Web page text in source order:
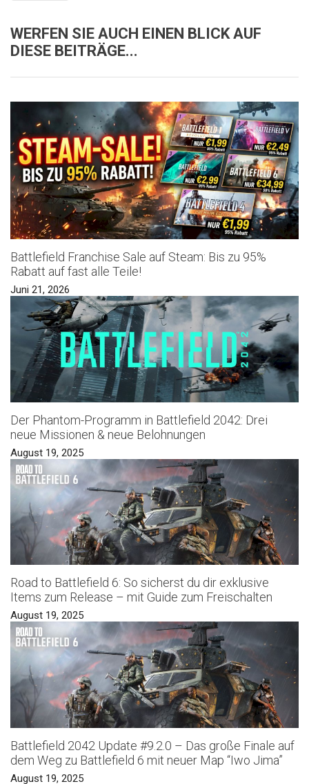
WERFEN SIE AUCH EINEN BLICK AUF
DIESE BEITRÄGE...
Battlefield Franchise Sale auf Steam: Bis zu 95%
Rabatt auf fast alle Teile!
Juni 21, 2026
Der Phantom-Programm in Battlefield 2042: Drei
neue Missionen & neue Belohnungen
August 19, 2025
Road to Battlefield 6: So sicherst du dir exklusive
Items zum Release – mit Guide zum Freischalten
August 19, 2025
Battlefield 2042 Update #9.2.0 – Das große Finale auf
dem Weg zu Battlefield 6 mit neuer Map “Iwo Jima”
August 19, 2025